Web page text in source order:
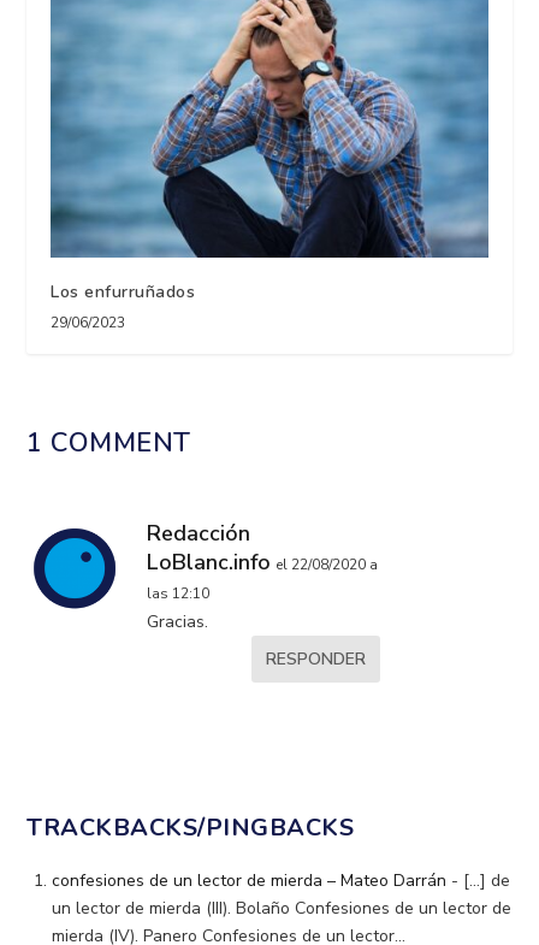
Los enfurruñados
29/06/2023
1 COMMENT
Redacción
LoBlanc.info el 22/08/2020 a
las 12:10
Gracias.
RESPONDER
TRACKBACKS/PINGBACKS
confesiones de un lector de mierda – Mateo Darrán - […] de
un lector de mierda (III). Bolaño Confesiones de un lector de
mierda (IV). Panero Confesiones de un lector…